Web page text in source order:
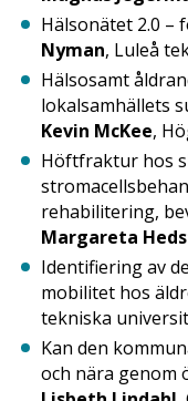
Hälsonätet 2.0 –
Nyman, Luleå
Hälsosamt
lokalsamhällets
Kevin McKee,
Höftfraktur hos
rehabilitering,
Margareta
Identifiering av
mobilitet hos
tekniska
Kan den
och nära genom